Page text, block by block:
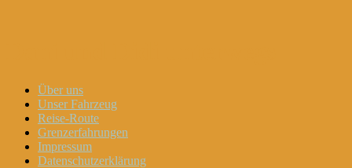
Menu
Widgets
Search
Skip
content
Über uns
Unser Fahrzeug
Reise-Route
Grenzerfahrungen
Impressum
Datenschutzerklärung